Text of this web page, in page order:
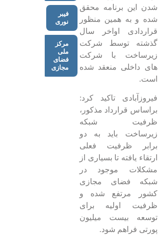
شدن این برنامه محقق
شده و به همین منظور
قراردادی اواخر سال
گذشته توسط شرکت
زیرساخت با شرکت
های داخلی منعقد شده
است.
فیروزآبادی تاکید کرد:
براساس قرارداد مذکور،
ظرفیت شبکه
زیرساخت باید به دو
برابر ظرفیت فعلی
ارتقاء یافته تا بسیاری از
مشکلات موجود در
شبکه فضای مجازی
کشور مرتفع شده و
ظرفیت اولیه برای
توسعه بیست میلیون
پورتی فراهم شود.
فیبر
نوری
مرکز
ملی
فضای
مجازی